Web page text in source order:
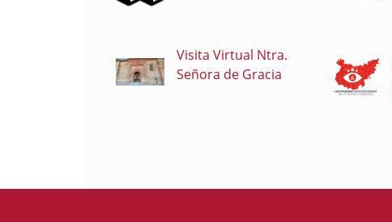
Visita Virtual Ntra.
Señora de Gracia